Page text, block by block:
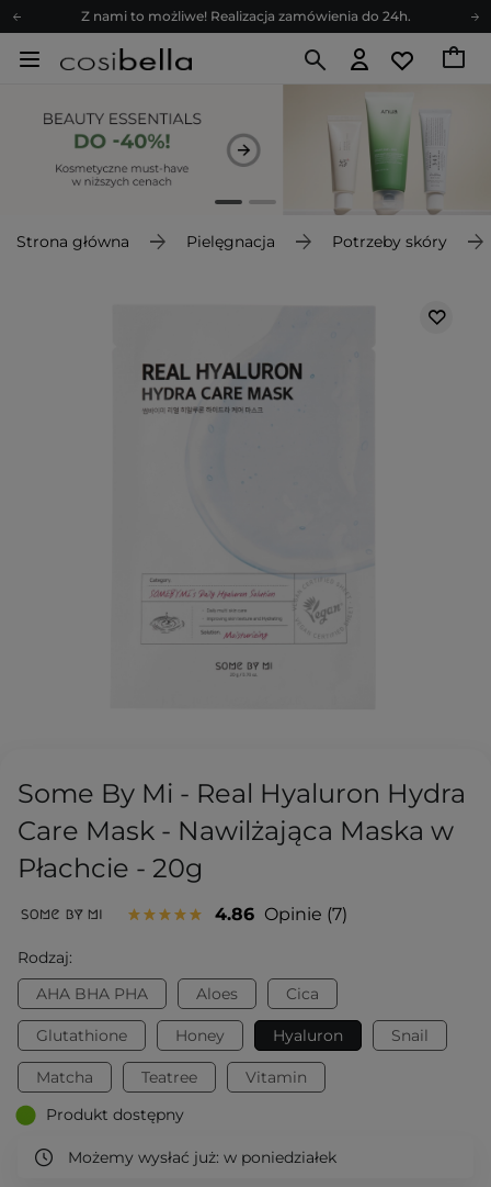
Z nami to możliwe! Realizacja zamówienia do 24h.
Poleć nas i zyskaj jeszcze więcej punktów
Bezpłatne konsultacje kosmetologiczne
Z nami to możliwe! Realizacja zamówienia do 24h.
Poleć nas i zyskaj jeszcze więcej punktów
Zapisz się na newsletter pełen porad
Strona główna Pielęgnacja Potrzeby skóry
Some By Mi - Real Hyaluron Hydra
Care Mask - Nawilżająca Maska w
Płachcie - 20g
4.86 Opinie 7
Rodzaj:
AHA BHA PHA
Aloes Cica
Glutathione Honey Hyaluron Snail
Matcha Teatree
Vitamin
Produkt dostępny
Możemy wysłać już: w poniedziałek